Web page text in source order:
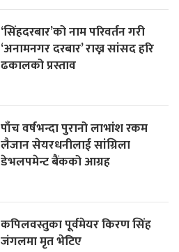
‘सिंहदरबार’को नाम परिवर्तन गरी
‘अनामनगर दरबार’ राख्न सांसद हरि
ढकालको प्रस्ताव
पाँच वर्षभन्दा पुरानो लाभांश रकम
लैजान सेयरधनीलाई सांग्रिला
डेभलपमेन्ट बैंकको आग्रह
कपिलवस्तुका पूर्वमेयर किरण सिंह
जंगलमा मृत भेटिए